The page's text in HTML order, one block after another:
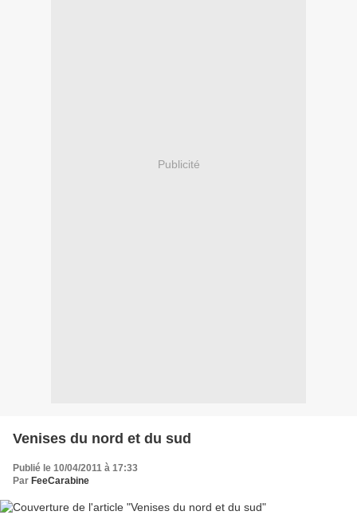
Publicité
Venises du nord et du sud
Publié le 10/04/2011 à 17:33
Par FeeCarabine